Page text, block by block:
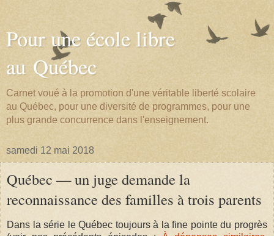
Pour une école libre
au Québec
Carnet voué à la promotion d'une véritable liberté scolaire
au Québec, pour une diversité de programmes, pour une
plus grande concurrence dans l'enseignement.
samedi 12 mai 2018
Québec — un juge demande la
reconnaissance des familles à trois parents
Dans la série le Québec toujours à la fine pointe du progrès